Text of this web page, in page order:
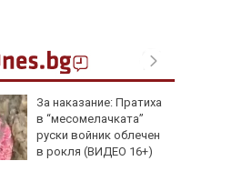
За наказание: Пратиха
в “месомелачката”
руски войник облечен
в рокля (ВИДЕО 16+)